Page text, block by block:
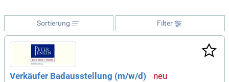
Filter
Sortierung
Verkäufer Badausstellung (m/w/d)